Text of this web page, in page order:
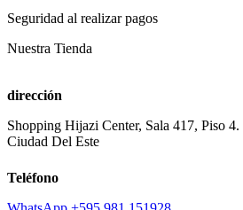
Seguridad al realizar pagos
Nuestra Tienda
dirección
Shopping Hijazi Center, Sala 417, Piso 4.
Ciudad Del Este
Teléfono